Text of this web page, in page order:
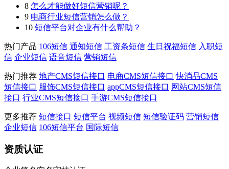
8 怎么才能做好短信营销呢？
9 电商行业短信营销怎么做？
10 短信平台对企业有什么帮助？
热门产品 106短信 通知短信 工资条短信 生日祝福短信 入职短
信 企业短信 语音短信 营销短信
热门推荐 地产CMS短信接口 电商CMS短信接口 快消品CMS
短信接口 服饰CMS短信接口 appCMS短信接口 网站CMS短信
接口 行业CMS短信接口 手游CMS短信接口
更多推荐 短信接口 短信平台 视频短信 短信验证码 营销短信
企业短信 106短信平台 国际短信
资质认证